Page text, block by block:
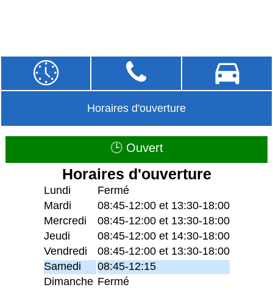
Horaires d'ouverture
🕒 Ouvert
Horaires d'ouverture
Lundi
Fermé
Mardi
08:45-12:00 et 13:30-18:00
Mercredi
08:45-12:00 et 13:30-18:00
Jeudi
08:45-12:00 et 14:30-18:00
Vendredi
08:45-12:00 et 13:30-18:00
Samedi
08:45-12:15
Dimanche Fermé